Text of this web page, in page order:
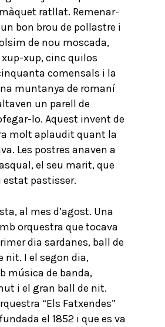
ratllat. Remenar-
bon brou de pollastre i
de nou moscada,
xup, cinc quilos
comensals i la
muntanya de romaní
un parell de
lo. Aquest invent de
molt aplaudit quant la
Les postres anaven a
el seu marit, que
estat pastisser.
al mes d’agost. Una
orquestra que tocava
dia sardanes, ball de
nit. I el segon dia,
música de banda,
i el gran ball de nit.
“Els Fatxendes”
el 1852 i que es va